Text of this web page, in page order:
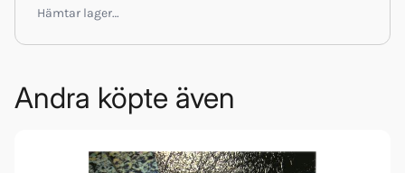
Hämtar lager…
Andra köpte även